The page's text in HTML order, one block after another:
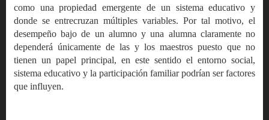
como una propiedad emergente de un sistema educativo y
donde se entrecruzan múltiples variables. Por tal motivo, el
desempeño bajo de un alumno y una alumna claramente no
dependerá únicamente de las y los maestros puesto que no
tienen un papel principal, en este sentido el entorno social,
sistema educativo y la participación familiar podrían ser factores
que influyen.